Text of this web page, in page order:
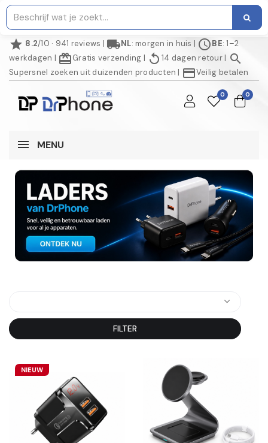
star 8.2/10 · 941 reviews | local_shippingNL: morgen in huis | scheduleBE: 1–2
werkdagen | redeemGratis verzending | replay 14 dagen retour| search
Supersnel zoeken uit duizenden producten | credit_cardVeilig betalen
0 0
MENU
FILTER
NIEUW